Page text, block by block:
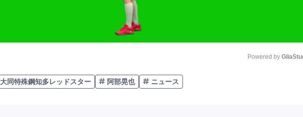
Powered by
大同特殊鋼知多レッドスター 阿部晃也 ニュース